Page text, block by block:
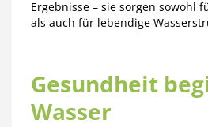
Ergebnisse – sie sorgen sowohl
als auch für lebendige
Gesundheit
Wasser